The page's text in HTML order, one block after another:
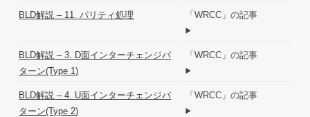
BLD解説 – 11. パリティ処理 「WRCC」の記事
BLD解説 – 3. D面インターチェンジパ
ターン(Type 1)
「WRCC」の記事
BLD解説 – 4. U面インターチェンジパ
ターン(Type 2)
「WRCC」の記事